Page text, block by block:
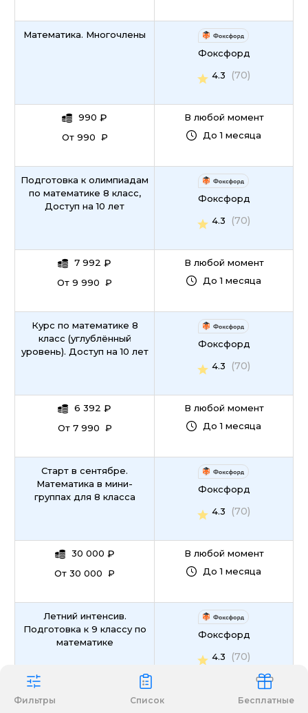
Фильтры Список Бесплатные
Математика. Многочлены
990 ₽
От 990 ₽
Фоксфорд
4.3
(70)
В любой момент
До 1 месяца
Подготовка к олимпиадам
по математике 8 класс,
Доступ на 10 лет
7 992 ₽
От 9 990 ₽
Фоксфорд
4.3
(70)
В любой момент
До 1 месяца
Курс по математике 8
класс (углублённый
уровень). Доступ на 10 лет
6 392 ₽
От 7 990 ₽
Фоксфорд
4.3
(70)
В любой момент
До 1 месяца
Старт в сентябре.
Математика в мини-
группах для 8 класса
30 000 ₽
От 30 000 ₽
Фоксфорд
4.3
(70)
В любой момент
До 1 месяца
Летний интенсив.
Подготовка к 9 классу по
математике
Фоксфорд
4.3
(70)
В любой момент